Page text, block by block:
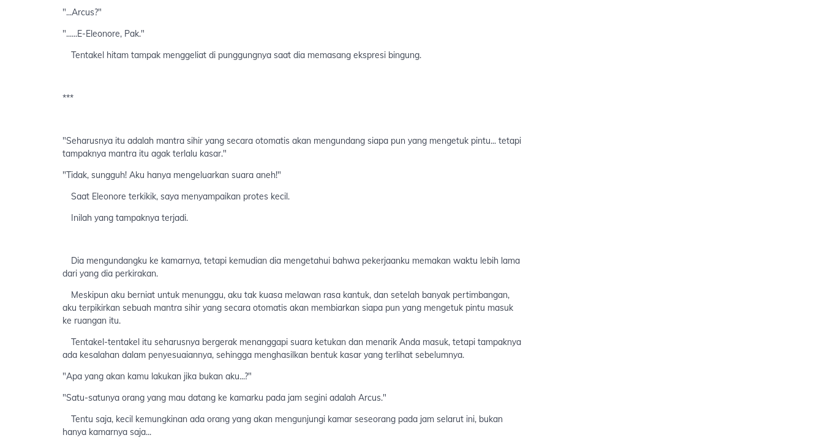
"...Arcus?"
"......E-Eleonore, Pak."
Tentakel hitam tampak menggeliat di punggungnya saat dia memasang ekspresi bingung.
***
"Seharusnya itu adalah mantra sihir yang secara otomatis akan mengundang siapa pun yang mengetuk pintu... tetapi
tampaknya mantra itu agak terlalu kasar."
"Tidak, sungguh! Aku hanya mengeluarkan suara aneh!"
Saat Eleonore terkikik, saya menyampaikan protes kecil.
Inilah yang tampaknya terjadi.
Dia mengundangku ke kamarnya, tetapi kemudian dia mengetahui bahwa pekerjaanku memakan waktu lebih lama
dari yang dia perkirakan.
Meskipun aku berniat untuk menunggu, aku tak kuasa melawan rasa kantuk, dan setelah banyak pertimbangan,
aku terpikirkan sebuah mantra sihir yang secara otomatis akan membiarkan siapa pun yang mengetuk pintu masuk
ke ruangan itu.
Tentakel-tentakel itu seharusnya bergerak menanggapi suara ketukan dan menarik Anda masuk, tetapi tampaknya
ada kesalahan dalam penyesuaiannya, sehingga menghasilkan bentuk kasar yang terlihat sebelumnya.
"Apa yang akan kamu lakukan jika bukan aku...?"
"Satu-satunya orang yang mau datang ke kamarku pada jam segini adalah Arcus."
Tentu saja, kecil kemungkinan ada orang yang akan mengunjungi kamar seseorang pada jam selarut ini, bukan
hanya kamarnya saja...